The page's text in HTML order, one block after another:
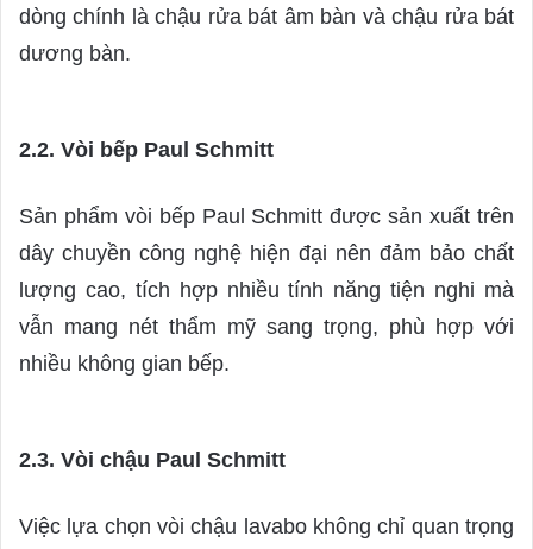
dòng chính là chậu rửa bát âm bàn và chậu rửa bát
dương bàn.
2.2. Vòi bếp Paul Schmitt
Sản phẩm vòi bếp Paul Schmitt được sản xuất trên
dây chuyền công nghệ hiện đại nên đảm bảo chất
lượng cao, tích hợp nhiều tính năng tiện nghi mà
vẫn mang nét thẩm mỹ sang trọng, phù hợp với
nhiều không gian bếp.
2.3. Vòi chậu Paul Schmitt
Việc lựa chọn vòi chậu lavabo không chỉ quan trọng